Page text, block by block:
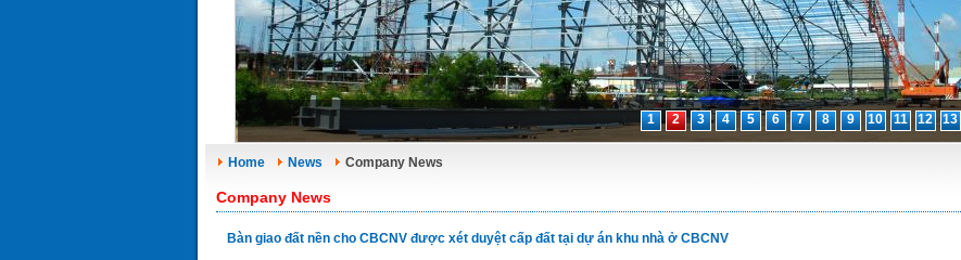
1 2 3 4 5 6 7 8 9 10 11 12 13
Home News Company News
Company News
Bàn giao đất nền cho CBCNV được xét duyệt cấp đất tại dự án khu nhà ở CBCNV